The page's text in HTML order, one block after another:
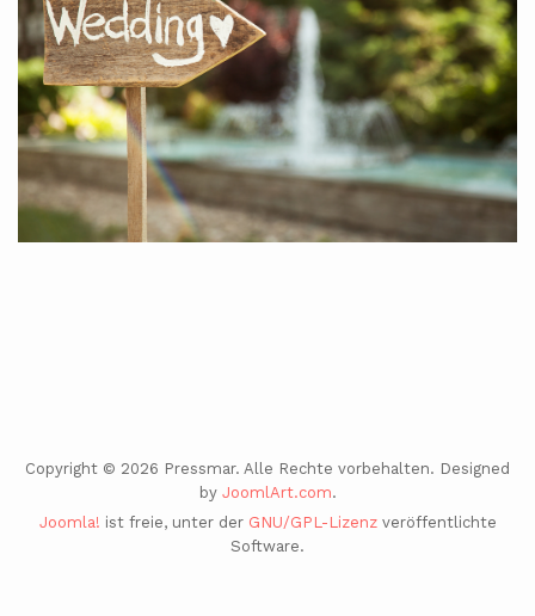
Copyright © 2026 Pressmar. Alle Rechte vorbehalten. Designed
by JoomlArt.com.
Joomla! ist freie, unter der GNU/GPL-Lizenzveröffentlichte
Software.